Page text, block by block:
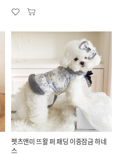
펫츠앤미 뜨왈 퍼 패딩 이중잠금 하네
스